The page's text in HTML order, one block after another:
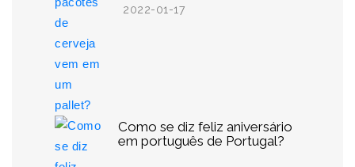
2022-01-17
Como se diz feliz aniversário
em português de Portugal?